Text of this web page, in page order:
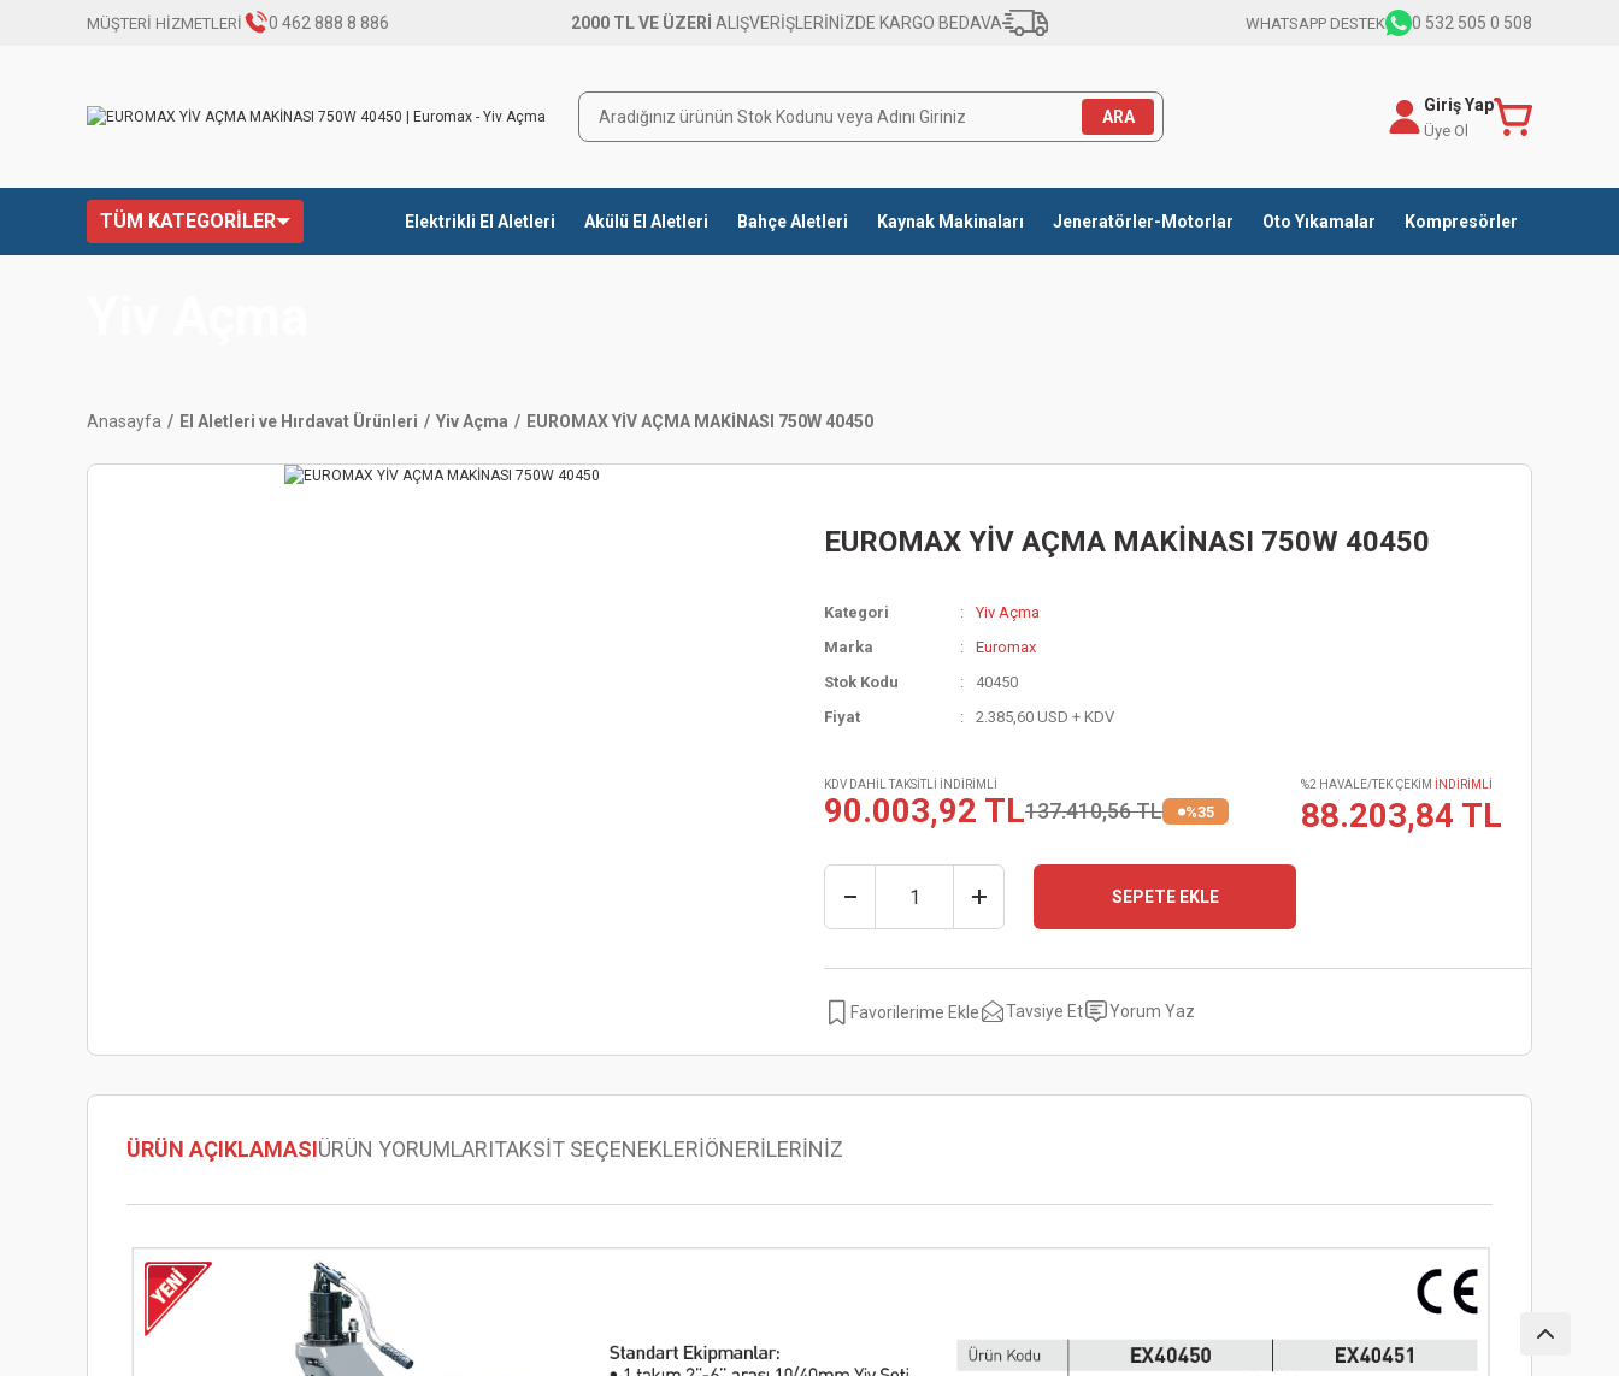
MÜŞTERİ HİZMETLERİ 0 462 888 8 886 2000 TL VE ÜZERİ ALIŞVERİŞLERİNİZDE KARGO BEDAVA WHATSAPP DESTEK 0 532 505 0 508
ARA
Giriş Yap
Üye Ol
TÜM KATEGORİLER Elektrikli El Aletleri Akülü El Aletleri Bahçe Aletleri Kaynak Makinaları Jeneratörler-Motorlar Oto Yıkamalar Kompresörler
Anasayfa El Aletleri ve Hırdavat Ürünleri Yiv Açma EUROMAX YİV AÇMA MAKİNASI 750W 40450
EUROMAX YİV AÇMA MAKİNASI 750W 40450
Kategori
Yiv Açma
Marka
Euromax
Stok Kodu
40450
Fiyat
2.385,60 USD + KDV
KDV DAHİL TAKSİTLİ İNDİRİMLİ
90.003,92 TL137.410,56 TL %35
%2 HAVALE/TEK ÇEKİM İNDİRİMLİ
88.203,84 TL
SEPETE EKLE
Tavsiye Et Yorum Yaz
ÜRÜN AÇIKLAMASIÜRÜN YORUMLARITAKSİT SEÇENEKLERİÖNERİLERİNİZ